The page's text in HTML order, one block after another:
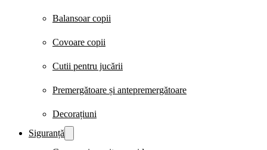
Balansoar copii
Covoare copii
Cutii pentru jucării
Premergătoare și antepremergătoare
Decorațiuni
Siguranță